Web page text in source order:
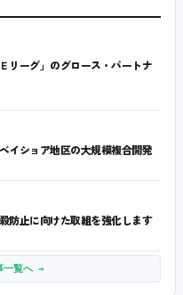
リーグ」のグロース・パートナ
イショア地区の大規模複合開発
防止に向けた取組を強化します
一覧へ →